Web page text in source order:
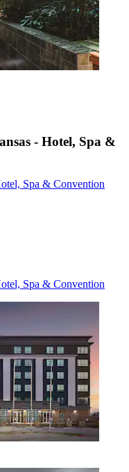
- Hotel, Spa &
Spa & Convention
Spa & Convention